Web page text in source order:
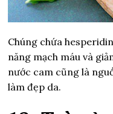
Chúng chứa
năng mạch máu và
nước cam cũng là
làm đẹp da.